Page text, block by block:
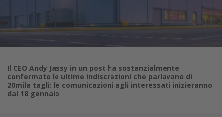
Il CEO Andy Jassy in un post ha sostanzialmente
confermato le ultime indiscrezioni che parlavano di
20mila tagli: le comunicazioni agli interessati inizieranno
dal 18 gennaio